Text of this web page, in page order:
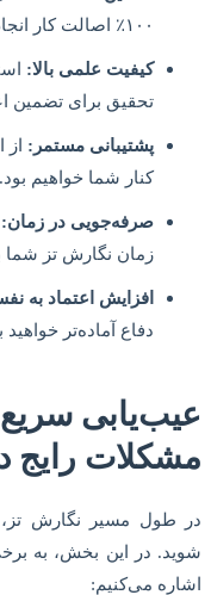
۱۰۰٪ اصالت کار انجام می‌شود.
کیفیت علمی بالا:
تحقیق برای تضمین
پشتیبانی مستمر: از
کنار شما خواهیم بود.
صرفه‌جویی در زمان:
زمان نگارش تز
افزایش اعتماد به
دفاع آماده‌تر خواهید
عیب‌یابی
مشکلات رایج
در طول مسیر نگارش
شوید. در این بخش، به
اشاره می‌کنیم: